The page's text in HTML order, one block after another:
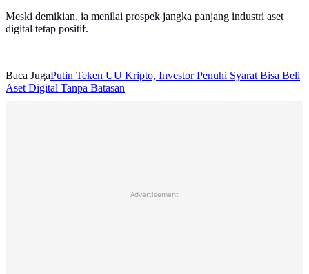
Meski demikian, ia menilai prospek jangka panjang industri aset
digital tetap positif.
Baca JugaPutin Teken UU Kripto, Investor Penuhi Syarat Bisa Beli
Aset Digital Tanpa Batasan
Advertisement